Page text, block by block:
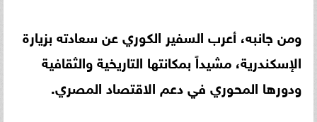
ومن جانبه، أعرب السفير الكوري عن سعادته بزيارة
الإسكندرية، مشيداً بمكانتها التاريخية والثقافية
ودورها المحوري في دعم الاقتصاد المصري.